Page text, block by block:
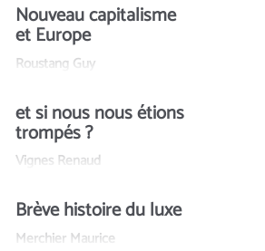
Nouveau capitalisme
et Europe
Roustang Guy
et si nous nous étions
trompés ?
Vignes Renaud
Brève histoire du luxe
Merchier Maurice